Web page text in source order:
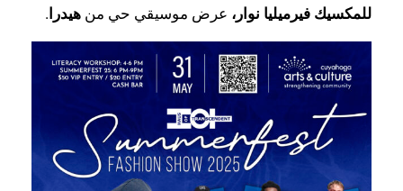
للمكسيك فيرميليا نوار، عرض موسيقي حي من هيدرا .